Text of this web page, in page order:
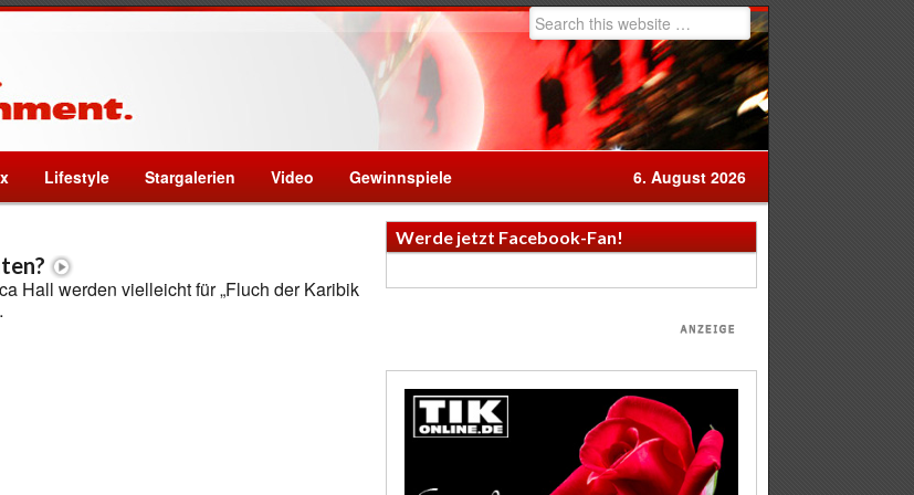
Lifestyle Stargalerien Video Gewinnspiele 6. August 2026
Hall werden vielleicht für „Fluch der Karibik
Werde jetzt Facebook-Fan!